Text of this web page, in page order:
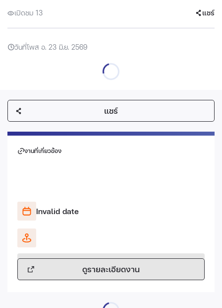
เปิดชม 13 แชร์
วันที่โพส อ. 23 มิ.ย. 2569
แชร์
งานที่เกี่ยวข้อง
Invalid date
ดูรายละเอียดงาน